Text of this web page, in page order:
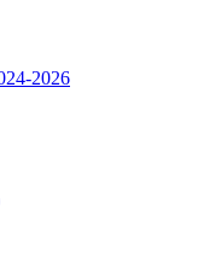
2026